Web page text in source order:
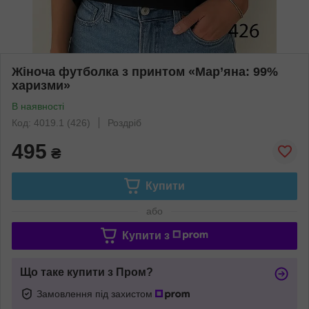
Жіноча футболка з принтом «Мар’яна: 99%
харизми»
В наявності
Код: 4019.1 (426)
Роздріб
495 ₴
Купити
або
Купити з
Що таке купити з Пром?
Замовлення під захистом